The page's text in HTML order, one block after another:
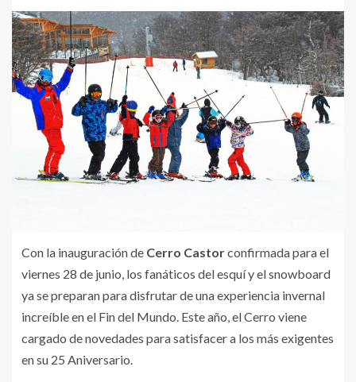
Con la inauguración de Cerro Castorconfirmada para el
viernes 28 de junio, los fanáticos del esquí y el snowboard
ya se preparan para disfrutar de una experiencia invernal
increíble en el Fin del Mundo. Este año, el Cerro viene
cargado de novedades para satisfacer a los más exigentes
en su 25 Aniversario.